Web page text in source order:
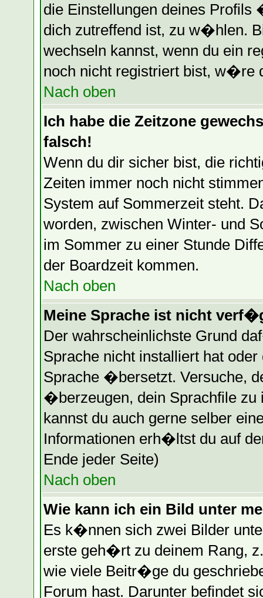
die Einstellungen deines
dich zutreffend ist, zu w�hlen.
wechseln kannst, wenn du ein
noch nicht registriert bist, w�re
Nach oben
Ich habe die Zeitzone
falsch!
Wenn du dir sicher bist, die
Zeiten immer noch nicht
System auf Sommerzeit steht.
worden, zwischen Winter- und
im Sommer zu einer Stunde
der Boardzeit kommen.
Nach oben
Meine Sprache ist nicht
Der wahrscheinlichste Grund
Sprache nicht installiert hat
Sprache �bersetzt. Versuche,
�berzeugen, dein Sprachfile zu
kannst du auch gerne selber
Informationen erh�ltst du auf
Ende jeder Seite)
Nach oben
Wie kann ich ein Bild unter
Es k�nnen sich zwei Bilder
erste geh�rt zu deinem Rang,
wie viele Beitr�ge du
Forum hast. Darunter befindet